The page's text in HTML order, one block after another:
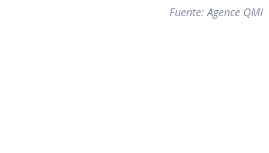
Fuente: Agence QMI